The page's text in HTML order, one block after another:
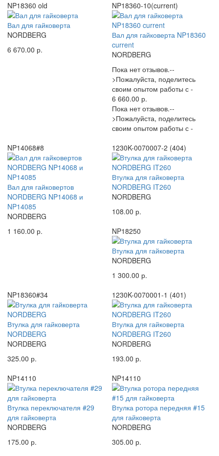
NP18360 old
Вал для гайковерта
NORDBERG
6 670.00 р.
NP18360-10(current)
Вал для гайковерта NP18360
current
NORDBERG
Пока нет отзывов.--
>Пожалуйста, поделитесь
своим опытом работы с -
6 660.00 р.
Пока нет отзывов.--
>Пожалуйста, поделитесь
своим опытом работы с -
NP14068#8
Вал для гайковертов
NORDBERG NP14068 и
NP14085
NORDBERG
1 160.00 р.
1230K-0070007-2 (404)
Втулка для гайковерта
NORDBERG IT260
NORDBERG
108.00 р.
NP18250
Втулка для гайковерта
NORDBERG
1 300.00 р.
NP18360#34
Втулка для гайковерта
NORDBERG
NORDBERG
325.00 р.
1230K-0070001-1 (401)
Втулка для гайковерта
NORDBERG IT260
NORDBERG
193.00 р.
NP14110
Втулка переключателя #29
для гайковерта
NORDBERG
175.00 р.
NP14110
Втулка ротора передняя #15
для гайковерта
NORDBERG
305.00 р.